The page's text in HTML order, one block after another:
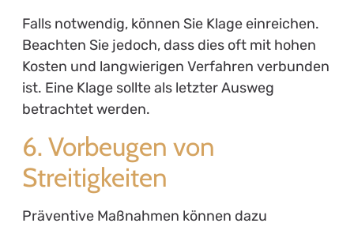
Falls notwendig, können Sie Klage einreichen.
Beachten Sie jedoch, dass dies oft mit hohen
Kosten und langwierigen Verfahren verbunden
ist. Eine Klage sollte als letzter Ausweg
betrachtet werden.
6. Vorbeugen von
Streitigkeiten
Präventive Maßnahmen können dazu